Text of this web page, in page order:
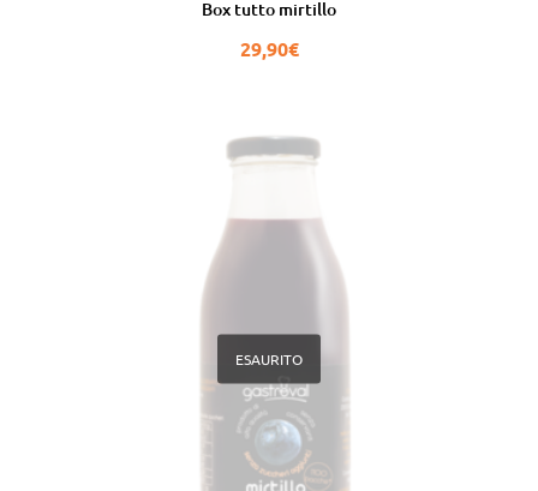
Box tutto mirtillo
29,90€
ESAURITO